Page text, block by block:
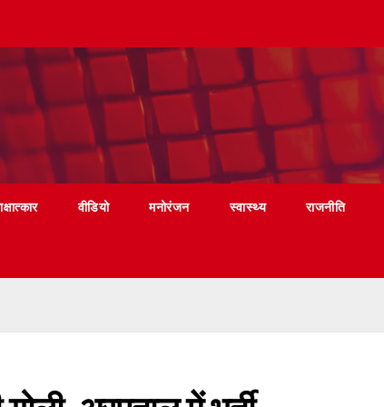
वीडियो मनोरंजन स्वास्थ्य राजनीति